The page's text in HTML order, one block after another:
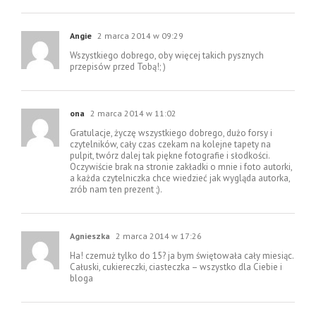
Angie 2 marca 2014 w 09:29
Wszystkiego dobrego, oby więcej takich pysznych
przepisów przed Tobą!; )
ona 2 marca 2014 w 11:02
Gratulacje, życzę wszystkiego dobrego, dużo forsy i
czytelników, cały czas czekam na kolejne tapety na
pulpit, twórz dalej tak piękne fotografie i słodkości.
Oczywiście brak na stronie zakładki o mnie i foto autorki,
a każda czytelniczka chce wiedzieć jak wygląda autorka,
zrób nam ten prezent ;).
Agnieszka 2 marca 2014 w 17:26
Ha! czemuż tylko do 15? ja bym świętowała cały miesiąc.
Całuski, cukiereczki, ciasteczka – wszystko dla Ciebie i
bloga